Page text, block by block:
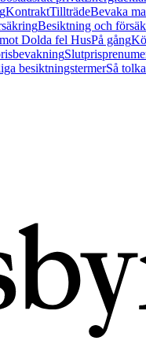
KontraktTillträdeBevaka
Besiktning och
Dolda fel HusPå gång
besiktningstermerSå